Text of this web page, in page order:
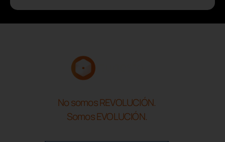
No somos REVOLUCIÓN.
Somos EVOLUCIÓN.